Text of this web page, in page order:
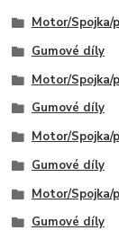
Motor/Spojka/
Gumové díly
Motor/Spojka/
Gumové díly
Motor/Spojka/
Gumové díly
Motor/Spojka/
Gumové díly